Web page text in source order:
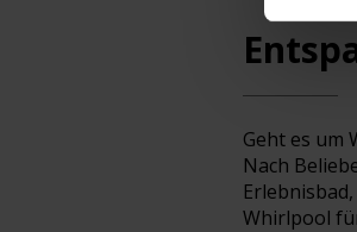
Geht es um
Nach
Whirlpool